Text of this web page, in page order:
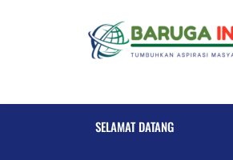
SELAMAT DATANG